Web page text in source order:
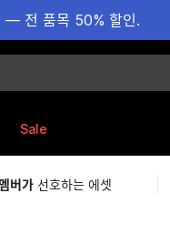
— 전 품목 50% 할인.
Sale
버가 선호하는 에셋